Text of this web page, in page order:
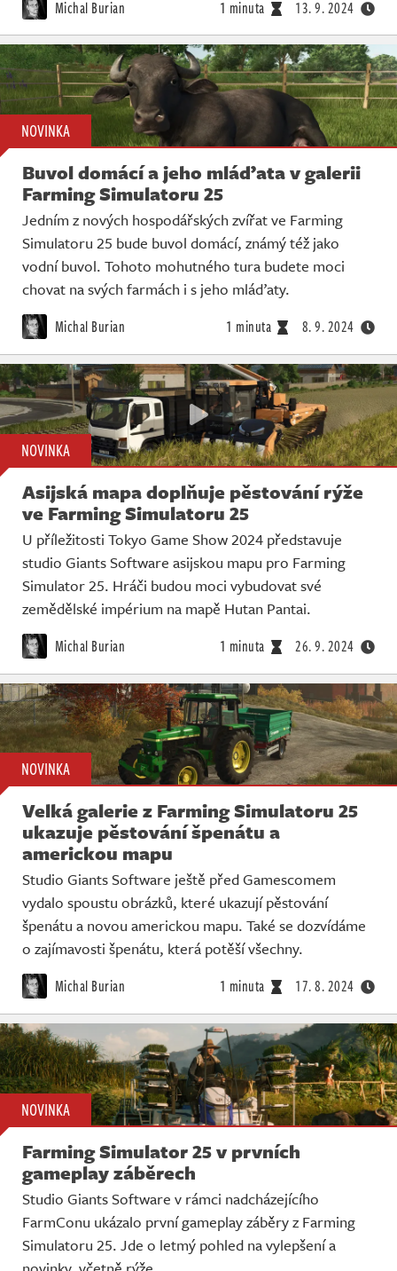
Michal Burian 1 minuta 13. 9. 2024
NOVINKA
Buvol domácí a jeho mláďata v galerii
Farming Simulatoru 25
Jedním z nových hospodářských zvířat ve Farming
Simulatoru 25 bude buvol domácí, známý též jako
vodní buvol. Tohoto mohutného tura budete moci
chovat na svých farmách i s jeho mláďaty.
Michal Burian 1 minuta 8. 9. 2024
NOVINKA
Asijská mapa doplňuje pěstování rýže
ve Farming Simulatoru 25
U příležitosti Tokyo Game Show 2024 představuje
studio Giants Software asijskou mapu pro Farming
Simulator 25. Hráči budou moci vybudovat své
zemědělské impérium na mapě Hutan Pantai.
Michal Burian 1 minuta 26. 9. 2024
NOVINKA
Velká galerie z Farming Simulatoru 25
ukazuje pěstování špenátu a
americkou mapu
Studio Giants Software ještě před Gamescomem
vydalo spoustu obrázků, které ukazují pěstování
špenátu a novou americkou mapu. Také se dozvídáme
o zajímavosti špenátu, která potěší všechny.
Michal Burian 1 minuta 17. 8. 2024
NOVINKA
Farming Simulator 25 v prvních
gameplay záběrech
Studio Giants Software v rámci nadcházejícího
FarmConu ukázalo první gameplay záběry z Farming
Simulatoru 25. Jde o letmý pohled na vylepšení a